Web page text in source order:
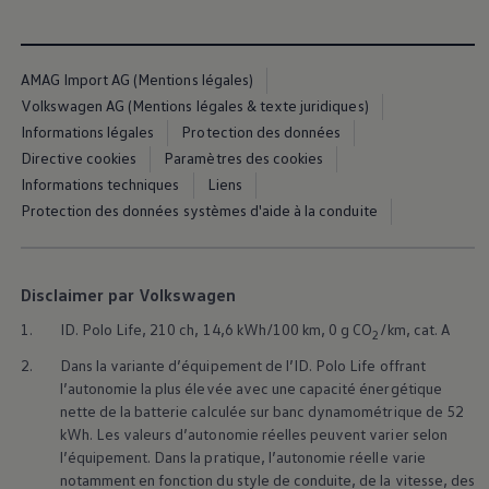
2 3
En savoir plus sur leslignes d’équipement
AMAG Import AG (Mentions légales)
Volkswagen AG (Mentions légales & texte juridiques)
Informations légales
Protection des données
Directive cookies
Paramètres des cookies
Informations techniques
Liens
Protection des données systèmes d'aide à la conduite
Disclaimer par Volkswagen
1. ID. Polo Life, 210 ch, 14,6 kWh/100 km, 0 g CO2 /km, cat. A
2.
Dans la variante d’équipement de l’ID. Polo Life offrant
l’autonomie la plus élevée avec une capacité énergétique
nette de la batterie calculée sur banc dynamométrique de 52
kWh. Les valeurs d’autonomie réelles peuvent varier selon
l’équipement. Dans la pratique, l’autonomie réelle varie
notamment en fonction du style de conduite, de la vitesse, des